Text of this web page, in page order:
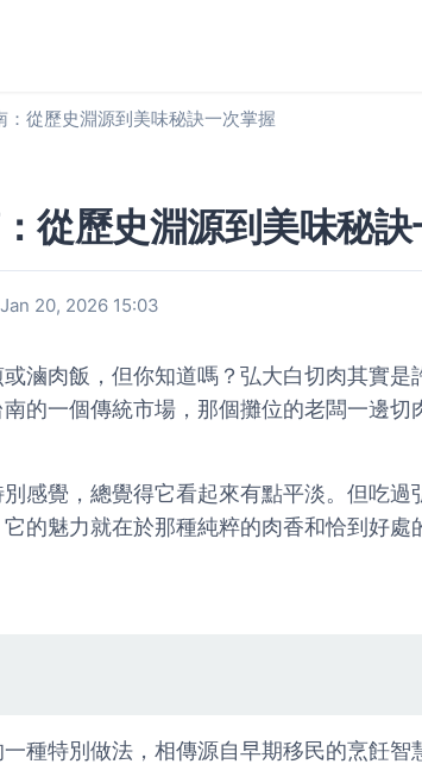
：從歷史淵源到美味秘訣一次掌握
從歷史淵源到美味秘
20, 2026 15:03
滷肉飯，但你知道嗎？弘大白切肉其實是
的一個傳統市場，那個攤位的老闆一邊切
感覺，總覺得它看起來有點平淡。但吃過
的魅力就在於那種純粹的肉香和恰到好處
種特別做法，相傳源自早期移民的烹飪智